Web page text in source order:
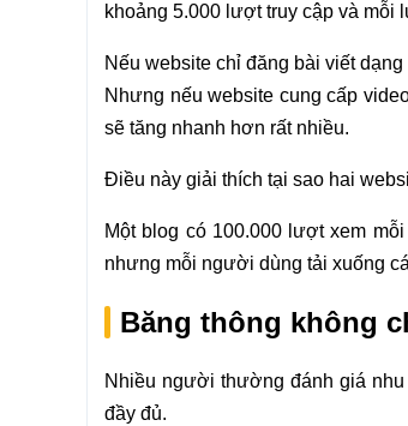
khoảng 5.000 lượt truy cập và
Nếu website chỉ đăng bài viết
Nhưng nếu website cung cấp
sẽ tăng nhanh hơn rất nhiều.
Điều này giải thích tại sao hai
Một blog có 100.000 lượt xem
nhưng mỗi người dùng tải xuống
Băng thông không
Nhiều người thường đánh giá
đầy đủ.